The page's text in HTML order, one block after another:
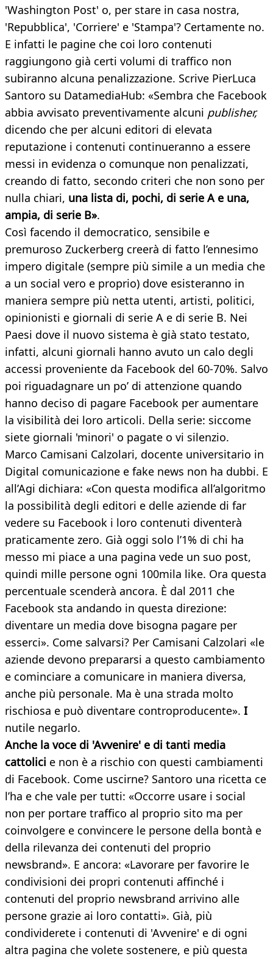
'Washington Post' o, per stare in casa nostra,
'Repubblica', 'Corriere' e 'Stampa'? Certamente no.
E infatti le pagine che coi loro contenuti
raggiungono già certi volumi di traffico non
subiranno alcuna penalizzazione. Scrive PierLuca
Santoro su DatamediaHub: «Sembra che Facebook
abbia avvisato preventivamente alcuni publisher,
dicendo che per alcuni editori di elevata
reputazione i contenuti continueranno a essere
messi in evidenza o comunque non penalizzati,
creando di fatto, secondo criteri che non sono per
nulla chiari, una lista di, pochi, di serie A e una,
ampia, di serie B».
Così facendo il democratico, sensibile e
premuroso Zuckerberg creerà di fatto l’ennesimo
impero digitale (sempre più simile a un media che
a un social vero e proprio) dove esisteranno in
maniera sempre più netta utenti, artisti, politici,
opinionisti e giornali di serie A e di serie B. Nei
Paesi dove il nuovo sistema è già stato testato,
infatti, alcuni giornali hanno avuto un calo degli
accessi proveniente da Facebook del 60-70%. Salvo
poi riguadagnare un po’ di attenzione quando
hanno deciso di pagare Facebook per aumentare
la visibilità dei loro articoli. Della serie: siccome
siete giornali 'minori' o pagate o vi silenzio.
Marco Camisani Calzolari, docente universitario in
Digital comunicazione e fake news non ha dubbi. E
all’Agi dichiara: «Con questa modifica all’algoritmo
la possibilità degli editori e delle aziende di far
vedere su Facebook i loro contenuti diventerà
praticamente zero. Già oggi solo l’1% di chi ha
messo mi piace a una pagina vede un suo post,
quindi mille persone ogni 100mila like. Ora questa
percentuale scenderà ancora. È dal 2011 che
Facebook sta andando in questa direzione:
diventare un media dove bisogna pagare per
esserci». Come salvarsi? Per Camisani Calzolari «le
aziende devono prepararsi a questo cambiamento
e cominciare a comunicare in maniera diversa,
anche più personale. Ma è una strada molto
rischiosa e può diventare controproducente». I
nutile negarlo.
Anche la voce di 'Avvenire' e di tanti media
cattolici e non è a rischio con questi cambiamenti
di Facebook. Come uscirne? Santoro una ricetta ce
l’ha e che vale per tutti: «Occorre usare i social
non per portare traffico al proprio sito ma per
coinvolgere e convincere le persone della bontà e
della rilevanza dei contenuti del proprio
newsbrand». E ancora: «Lavorare per favorire le
condivisioni dei propri contenuti affinché i
contenuti del proprio newsbrand arrivino alle
persone grazie ai loro contatti». Già, più
condividerete i contenuti di 'Avvenire' e di ogni
altra pagina che volete sostenere, e più questa